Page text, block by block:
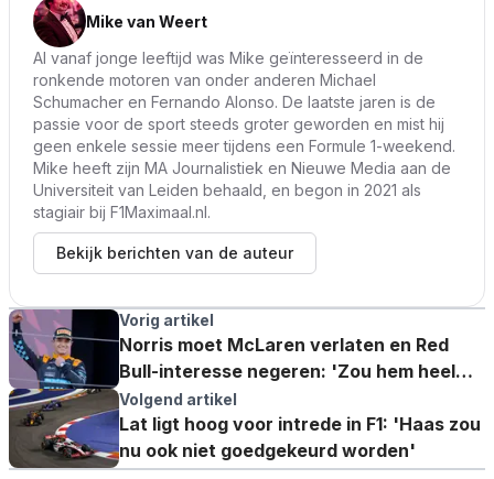
Mike van Weert
Al vanaf jonge leeftijd was Mike geïnteresseerd in de
ronkende motoren van onder anderen Michael
Schumacher en Fernando Alonso. De laatste jaren is de
passie voor de sport steeds groter geworden en mist hij
geen enkele sessie meer tijdens een Formule 1-weekend.
Mike heeft zijn MA Journalistiek en Nieuwe Media aan de
Universiteit van Leiden behaald, en begon in 2021 als
stagiair bij F1Maximaal.nl.
Bekijk berichten van de auteur
Vorig artikel
Norris moet McLaren verlaten en Red
Bull-interesse negeren: 'Zou hem heel
graag bij Audi zien'
Volgend artikel
Lat ligt hoog voor intrede in F1: 'Haas zou
nu ook niet goedgekeurd worden'